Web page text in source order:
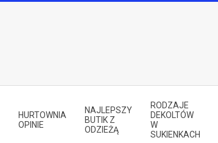
HURTOWNIA
OPINIE
NAJLEPSZY
BUTIK Z
ODZIEŻĄ
RODZAJE
DEKOLTÓW
W
SUKIENKACH